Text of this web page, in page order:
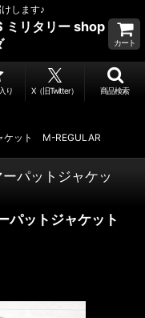
します♪
ミリタリー shop
カート
り X（旧Twitter） 商品検索
ケット M-REGULAR
パットジャケッ
パットジャケット